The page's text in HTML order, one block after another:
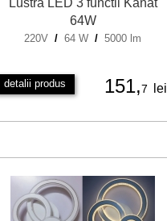
Lustra LED 3 functii Kanat
64W
220V / 64 W / 5000 lm
detalii produs 151,7 lei